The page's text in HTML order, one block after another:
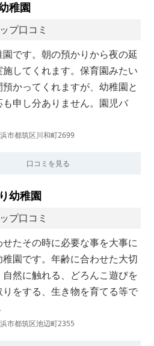
稚園
プ口コミ
です。朝の預かりから夜の延
してくれます。保育園みたい
かってくれますが、幼稚園と
も申し分ありません。園児バ
市都筑区川和町2699
口コミを見る
幼稚園
プ口コミ
たその時に必要な事を大事に
稚園です。年齢に合わせた大切
自然に触れる、どろんこ遊びを
をする、生き物を育てる等で
市都筑区池辺町2355